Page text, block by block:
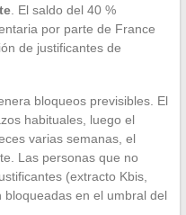
. El saldo del 40 %
por parte de France
de justificantes de
bloqueos previsibles. El
habituales, luego el
varias semanas, el
Las personas que no
(extracto Kbis,
en el umbral del